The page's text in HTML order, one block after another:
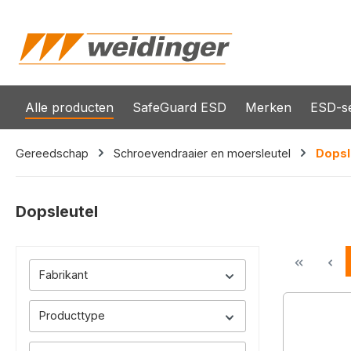
Alle producten SafeGuard ESD Merken ESD-
Gereedschap Schroevendraaier en moersleutel
Dopsleutel
Fabrikant
Producttype